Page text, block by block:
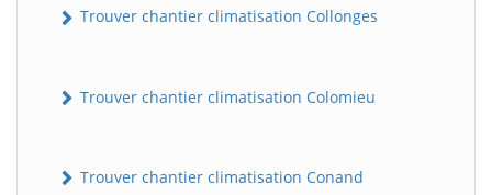
Trouver chantier climatisation Collonges
Trouver chantier climatisation Colomieu
Trouver chantier climatisation Conand